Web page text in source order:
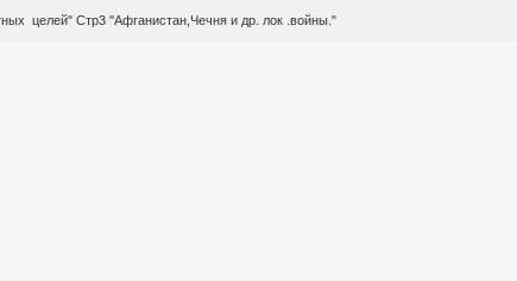
целей" Стр3 "Афганистан,Чечня и др. лок .войны."